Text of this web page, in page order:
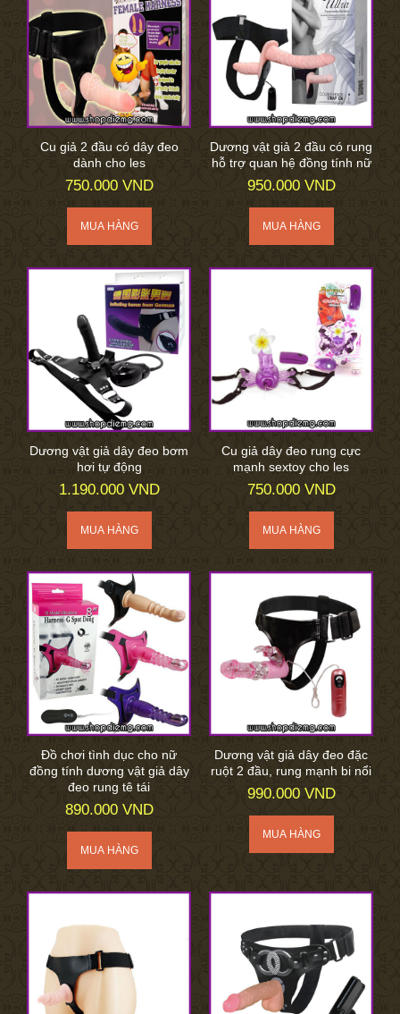
Cu giả 2 đầu có dây đeo
dành cho les
750.000 VND
Dương vật giả 2 đầu có rung
hỗ trợ quan hệ đồng tính nữ
950.000 VND
Dương vật giả dây đeo bơm
hơi tự động
1.190.000 VND
Cu giả dây đeo rung cực
mạnh sextoy cho les
750.000 VND
Đồ chơi tình dục cho nữ
đồng tính dương vật giả dây
đeo rung tê tái
890.000 VND
Dương vật giả dây đeo đặc
ruột 2 đầu, rung mạnh bi nổi
990.000 VND